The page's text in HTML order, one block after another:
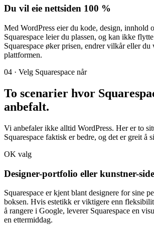
Du vil eie nettsiden 100 %
Med WordPress eier du kode, design, innhold
Squarespace leier du plassen, og kan ikke
Squarespace øker prisen, endrer vilkår eller du
plattformen.
04 · Velg Squarespace når
To scenarier hvor
anbefalt.
Vi anbefaler ikke alltid WordPress. Her er to
Squarespace faktisk er bedre, og det er greit å
OK valg
Designer-portfolio eller kunstner-side
Squarespace er kjent blant designere for sine
boksen. Hvis estetikk er viktigere enn
å rangere i Google, leverer Squarespace en
en ettermiddag.